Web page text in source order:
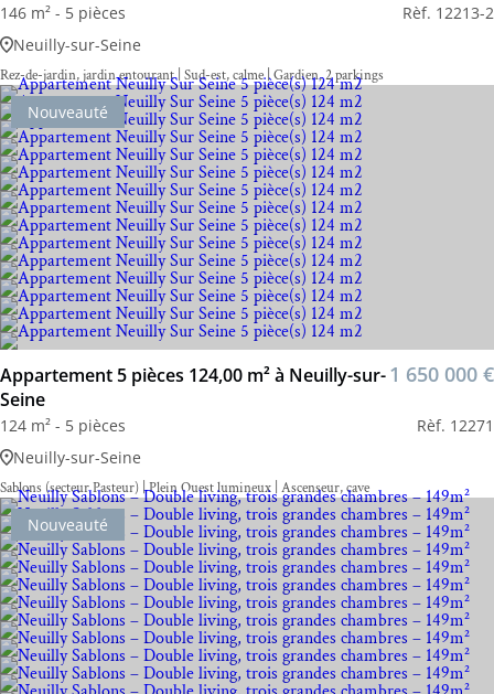
146 m² - 5 pièces
Rèf. 12213-2
Neuilly-sur-Seine
Rez-de-jardin, jardin entourant | Sud-est, calme | Gardien, 2 parkings
Nouveauté
Appartement 5 pièces 124,00 m² à Neuilly-sur-
Seine
1 650 000 €
124 m² - 5 pièces
Rèf. 12271
Neuilly-sur-Seine
Sablons (secteur Pasteur) | Plein Ouest lumineux | Ascenseur, cave
Nouveauté